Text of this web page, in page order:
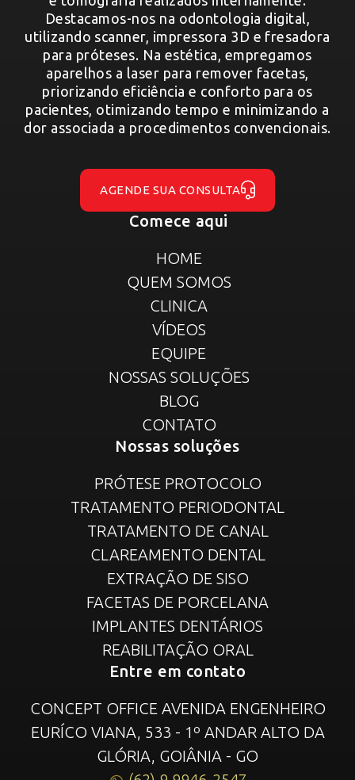
Destacamos-nos na odontologia digital,
utilizando scanner, impressora 3D e fresadora
para próteses. Na estética, empregamos
aparelhos a laser para remover facetas,
priorizando eficiência e conforto para os
pacientes, otimizando tempo e minimizando a
dor associada a procedimentos convencionais.
AGENDE SUA CONSULTA
Comece aqui
HOME
QUEM SOMOS
CLINICA
VÍDEOS
EQUIPE
NOSSAS SOLUÇÕES
BLOG
CONTATO
Nossas soluções
PRÓTESE PROTOCOLO
TRATAMENTO PERIODONTAL
TRATAMENTO DE CANAL
CLAREAMENTO DENTAL
EXTRAÇÃO DE SISO
FACETAS DE PORCELANA
IMPLANTES DENTÁRIOS
REABILITAÇÃO ORAL
Entre em contato
CONCEPT OFFICE AVENIDA ENGENHEIRO
EURÍCO VIANA, 533 - 1º ANDAR ALTO DA
GLÓRIA, GOIÂNIA - GO